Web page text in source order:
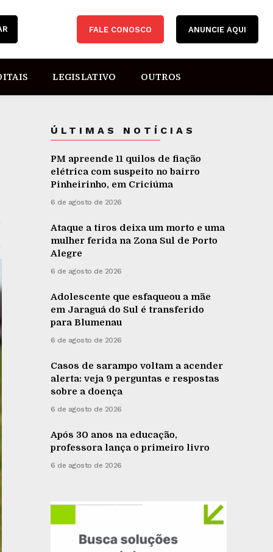
FALE CONOSCO ANUNCIE AQUI
LEGISLATIVO OUTROS
ÚLTIMAS NOTÍCIAS
PM apreende 11 quilos de fiação
elétrica com suspeito no bairro
Pinheirinho, em Criciúma
6 de agosto de 2026
Ataque a tiros deixa um morto e uma
mulher ferida na Zona Sul de Porto
Alegre
6 de agosto de 2026
Adolescente que esfaqueou a mãe
em Jaraguá do Sul é transferido
para Blumenau
6 de agosto de 2026
Casos de sarampo voltam a acender
alerta: veja 9 perguntas e respostas
sobre a doença
6 de agosto de 2026
Após 30 anos na educação,
professora lança o primeiro livro
6 de agosto de 2026